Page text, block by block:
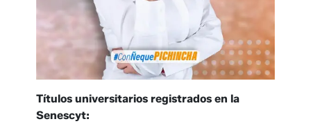
Títulos universitarios registrados en la
Senescyt: